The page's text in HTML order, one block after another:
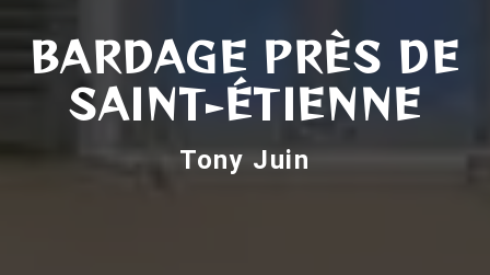
BARDAGE PRÈS DE
SAINT-ÉTIENNE
Tony Juin